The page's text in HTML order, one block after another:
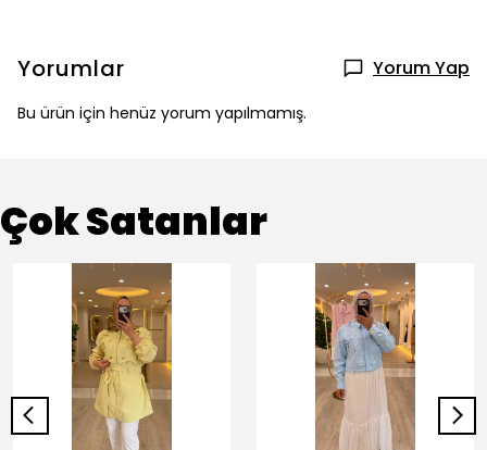
Yorumlar Yorum Yap
Bu ürün için henüz yorum yapılmamış.
Çok Satanlar